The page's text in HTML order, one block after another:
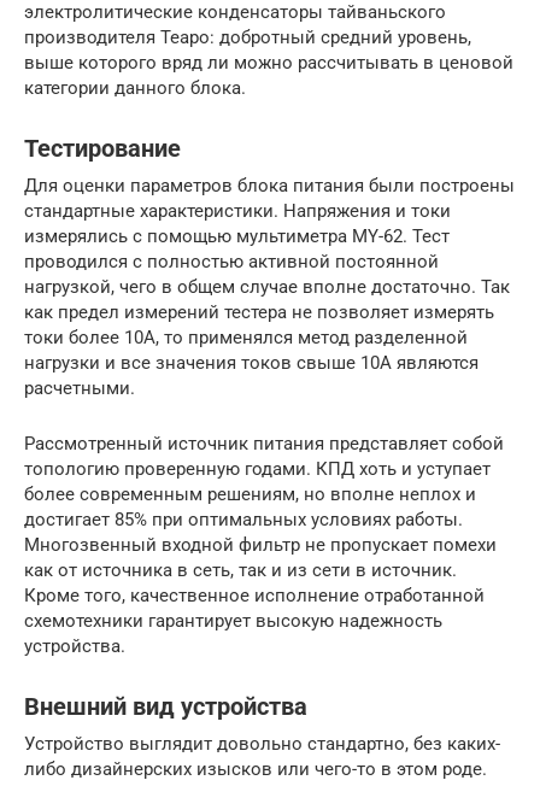
электролитические конденсаторы тайваньского
производителя Teapo: добротный средний уровень,
выше которого вряд ли можно рассчитывать в ценовой
категории данного блока.
Тестирование
Для оценки параметров блока питания были построены
стандартные характеристики. Напряжения и токи
измерялись с помощью мультиметра MY-62. Тест
проводился с полностью активной постоянной
нагрузкой, чего в общем случае вполне достаточно. Так
как предел измерений тестера не позволяет измерять
токи более 10А, то применялся метод разделенной
нагрузки и все значения токов свыше 10А являются
расчетными.
Рассмотренный источник питания представляет собой
топологию проверенную годами. КПД хоть и уступает
более современным решениям, но вполне неплох и
достигает 85% при оптимальных условиях работы.
Многозвенный входной фильтр не пропускает помехи
как от источника в сеть, так и из сети в источник.
Кроме того, качественное исполнение отработанной
схемотехники гарантирует высокую надежность
устройства.
Внешний вид устройства
Устройство выглядит довольно стандартно, без каких-
либо дизайнерских изысков или чего-то в этом роде.